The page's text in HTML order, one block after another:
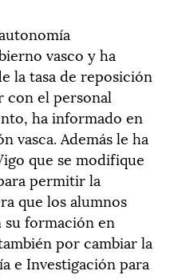
vasco y ha
la tasa de reposición
con el personal
ha informado en
vasca. Además le ha
que se modifique
permitir la
que los alumnos
formación en
por cambiar la
e Investigación para